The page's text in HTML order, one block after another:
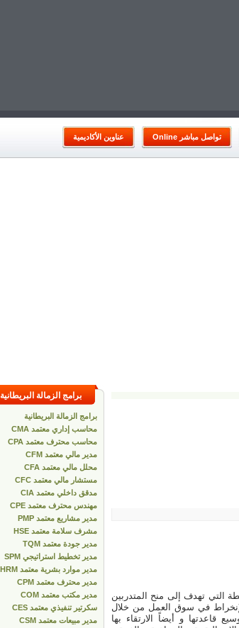
عناوين الأكاديمية Online تواصل مباشر
برامج الزمالة البريطانية
برامج الزمالة البريطانية
محاسب إداري معتمد CMA
محاسب محترف معتمد CPA
مدير مالي معتمد CFM
محلل مالي معتمد CFA
مستشار مالي معتمد CFC
مدقق داخلي معتمد CIA
مهندس محترف معتمد CPE
مدير مشاريع معتمد PMP
مشرف سلامة معتمد HSE
مدير جودة معتمد TQM
مدير تخطيط استراتيجي SPM
مدير موارد بشرية معتمد HRM
مدير محترف معتمد CPM
مدير مكتب معتمد COM
سكرتير تنفيذي معتمد CES
مدير مبيعات معتمد CSM
التي تهدف إلى منح المتدربين
في سوق العمل من خلال
قاعدتها و أيضاً الارتقاء بها